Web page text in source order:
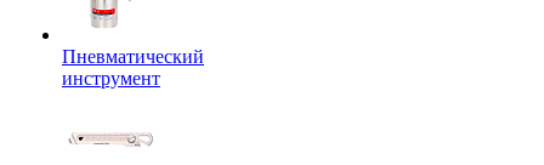
Пневматический
инструмент